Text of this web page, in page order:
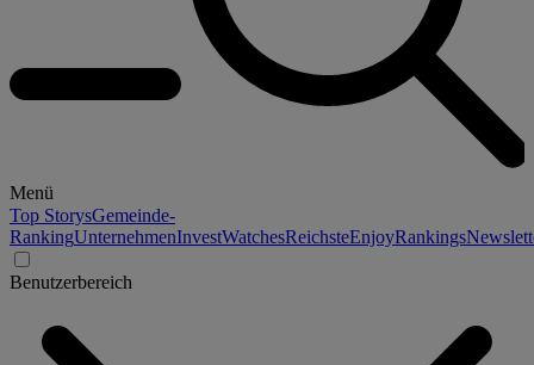
Menü
Top StorysGemeinde-
RankingUnternehmenInvestWatchesReichsteEnjoyRankings
Benutzerbereich